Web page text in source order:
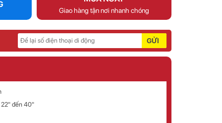
Giao hàng tận nơi nhanh chóng
GỬI
đến 40"